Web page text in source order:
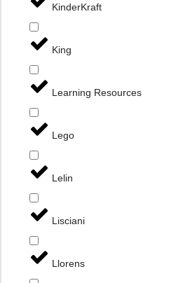
KinderKraft
King
Learning Resources
Lego
Lelin
Lisciani
Llorens